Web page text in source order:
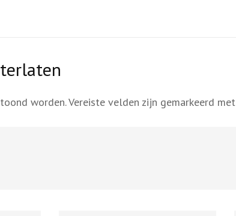
worden.Vereiste velden zijn gemarkeerd met